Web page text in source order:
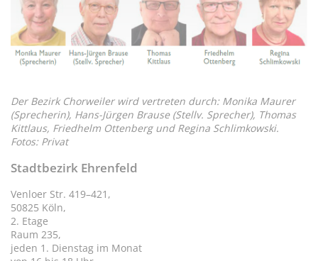
Der Bezirk Chorweiler wird vertreten durch: Monika Maurer
(Sprecherin), Hans-Jürgen Brause (Stellv. Sprecher), Thomas
Kittlaus, Friedhelm Ottenberg und Regina Schlimkowski.
Fotos: Privat
Stadtbezirk Ehrenfeld
Venloer Str. 419–421,
50825 Köln,
2. Etage
Raum 235,
jeden 1. Dienstag im Monat